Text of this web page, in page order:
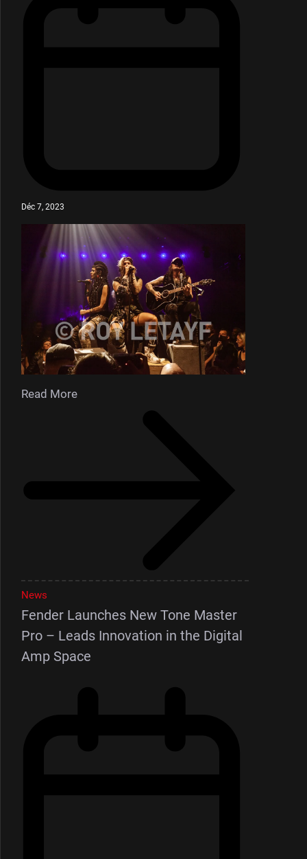
Déc 7, 2023
Read More
News
Fender Launches New Tone Master
Pro – Leads Innovation in the Digital
Amp Space